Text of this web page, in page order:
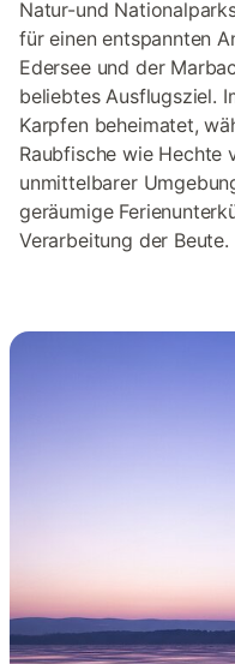
Natur-und
für einen entspannten
Edersee und der
beliebtes Ausflugsziel.
Karpfen beheimatet,
Raubfische wie Hechte
unmittelbarer
geräumige
Verarbeitung der Beute.